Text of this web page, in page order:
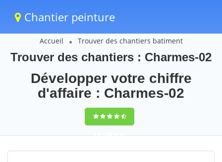
Chantier peinture
Accueil Trouver des chantiers batiment
Trouver des chantiers : Charmes-02
Développer votre chiffre
d'affaire : Charmes-02
9,5(100%)61
votes